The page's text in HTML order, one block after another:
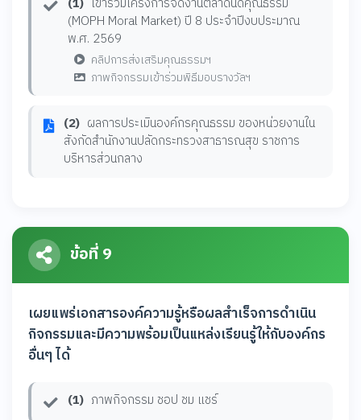
(MOPH Moral Market) ปี 8 ประจำปีงบประมาณ
พ.ศ. 2569
คลิปการส่งเสริมคุณธรรมฯ
ภาพกิจกรรมเข้าร่วมพิธีมอบรางวัลฯ
(2) ผลการประเมินองค์กรคุณธรรม ของหน่วยงานใน
สังกัดสำนักงานปลัดกระทรวงสาธารณสุข ราชการ
บริหารส่วนกลาง
ข้อที่ 9
เผยแพร่เอกสารองค์ความรู้หรือผลสำเร็จการดำเนิน
กิจกรรมและมีความพร้อมเป็นแหล่งเรียนรู้ให้กับองค์กร
อื่นๆ ได้
(1) ภาพกิจกรรม ชอป ชม แชร์